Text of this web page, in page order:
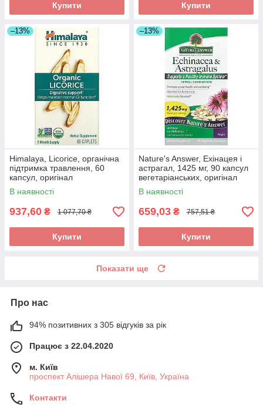
Купити Купити
–13%
Himalaya, Licorice, органічна
підтримка травлення, 60
капсул, оригінал
В наявності
937,60 ₴ 1 077,70 ₴
Купити
–13%
Nature's Answer, Ехінацея і
астрагал, 1425 мг, 90 капсул
вегетаріанських, оригінал
В наявності
659,03 ₴ 757,51 ₴
Купити
Показати ще
Про нас
94% позитивних з 305 відгуків за рік
Працює з 22.04.2020
м. Київ
проспект Алішера Навої 69, Київ, Україна
Контакти